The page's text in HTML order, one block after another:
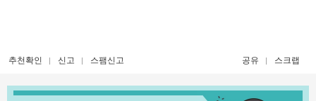
추천확인 신고 스팸신고 공유 스크랩